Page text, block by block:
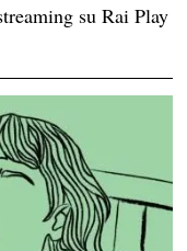
su Rai Play